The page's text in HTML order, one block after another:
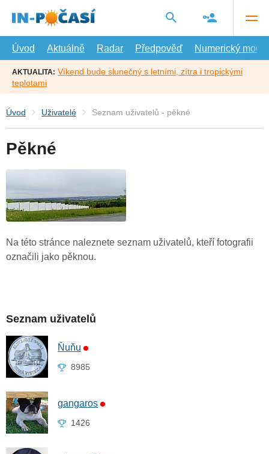
hlavní
Úvod
Aktuálně Radar Předpověď Numerický model
AKTUALITA: Víkend bude slunečný s letními, zítra i tropickými
teplotami
Úvod Uživatelé Seznam uživatelů - pěkné
Pěkné
Na této stránce naleznete seznam uživatelů, kteří fotografii
označili jako pěknou.
Seznam uživatelů
Ňuňu
8985
gangaros
1426